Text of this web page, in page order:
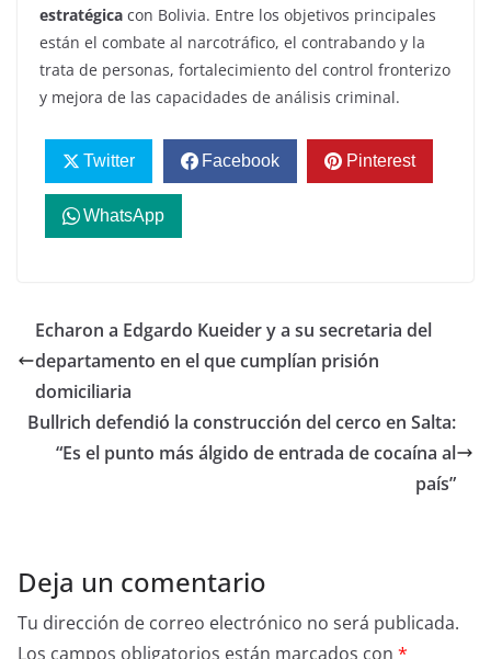
estratégica con Bolivia. Entre los objetivos principales
están el combate al narcotráfico, el contrabando y la
trata de personas, fortalecimiento del control fronterizo
y mejora de las capacidades de análisis criminal.
Twitter Facebook Pinterest
WhatsApp
Echaron a Edgardo Kueider y a su secretaria del
departamento en el que cumplían prisión
domiciliaria
Bullrich defendió la construcción del cerco en Salta:
“Es el punto más álgido de entrada de cocaína al
país”
Deja un comentario
Tu dirección de correo electrónico no será publicada.
Los campos obligatorios están marcados con *